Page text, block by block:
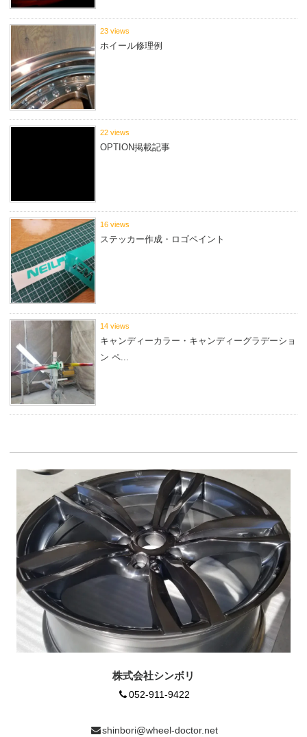
23 views
ホイール修理例
22 views
OPTION掲載記事
16 views
ステッカー作成・ロゴペイント
14 views
キャンディーカラー・キャンディーグラデーショ
ン ペ...
株式会社シンボリ
052-911-9422
shinbori@wheel-doctor.net